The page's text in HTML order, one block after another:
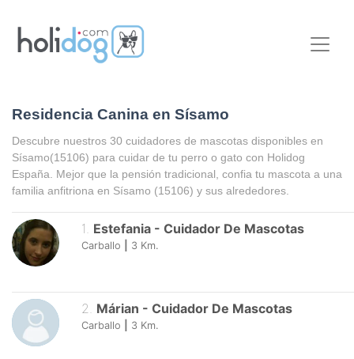
Residencia Canina en Sísamo
Descubre nuestros 30 cuidadores de mascotas disponibles en
Sísamo(15106) para cuidar de tu perro o gato con Holidog
España. Mejor que la pensión tradicional, confia tu mascota a una
familia anfitriona en Sísamo (15106) y sus alrededores.
1 Estefania - Cuidador De Mascotas
Carballo 3 Km.
2. Márian - Cuidador De Mascotas
Carballo 3 Km.